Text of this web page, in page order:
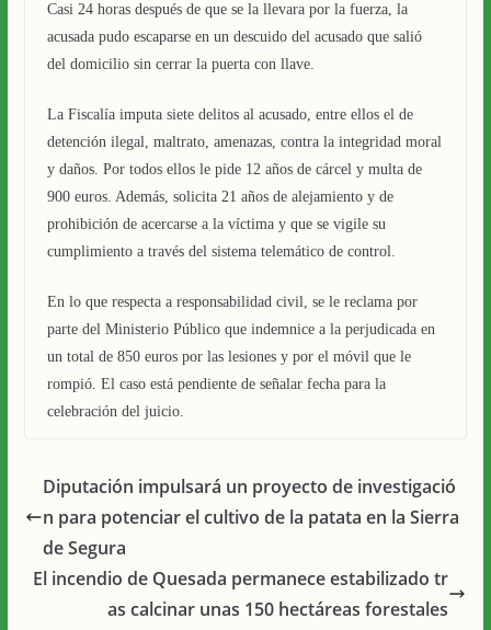
Casi 24 horas después de que se la llevara por la fuerza, la
acusada pudo escaparse en un descuido del acusado que salió
del domicilio sin cerrar la puerta con llave.
La Fiscalía imputa siete delitos al acusado, entre ellos el de
detención ilegal, maltrato, amenazas, contra la integridad moral
y daños. Por todos ellos le pide 12 años de cárcel y multa de
900 euros. Además, solicita 21 años de alejamiento y de
prohibición de acercarse a la víctima y que se vigile su
cumplimiento a través del sistema telemático de control.
En lo que respecta a responsabilidad civil, se le reclama por
parte del Ministerio Público que indemnice a la perjudicada en
un total de 850 euros por las lesiones y por el móvil que le
rompió. El caso está pendiente de señalar fecha para la
celebración del juicio.
Diputación impulsará un proyecto de investigació
n para potenciar el cultivo de la patata en la Sierra
de Segura
El incendio de Quesada permanece estabilizado tr
as calcinar unas 150 hectáreas forestales